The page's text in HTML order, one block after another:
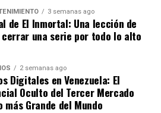
sociológico. Matt Damon
gran pantalla, pero en su propia
indiscutiblemente a Lionel
3 semanas ago
de El Inmortal: Una lección de
cerrar una serie por todo lo alto
2 semanas ago
Digitales en Venezuela: El
Oculto del Tercer Mercado
más Grande del Mundo